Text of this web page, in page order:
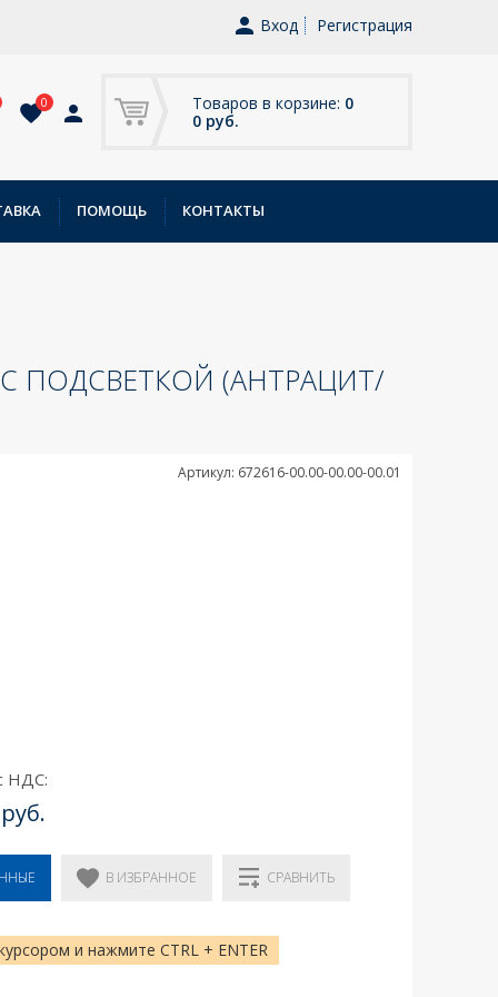
Вход Регистрация
Товаров в корзине: 0
0 руб.
0
ПОМОЩЬ КОНТАКТЫ
ПОДСВЕТКОЙ (АНТРАЦИТ/
Артикул: 672616-00.00-00.00-00.01
НДС:
В ИЗБРАННОЕ СРАВНИТЬ
и нажмите CTRL + ENTER